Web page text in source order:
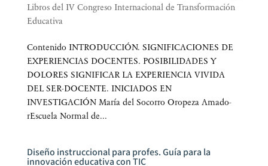
Libros del IV Congreso Internacional de Transformación
Educativa
Con­te­ni­do INTRO­DUC­CIÓN. SIG­NI­FI­CA­CIO­NES DE
EXPE­RIEN­CIAS DOCEN­TES. POSI­BI­LI­DA­DES Y
DOLORES SIG­NI­FI­CAR LA EXPE­RIEN­CIA VIVI­DA
DEL SER-DOCEN­TE. INI­CIA­DOS EN
INVESTIGACIÓN María del Soco­rro Oro­pe­za Ama­do­
rEs­cue­la Nor­mal de...
Diseño instruccional para profes. Guía para la
innovación educativa con TIC